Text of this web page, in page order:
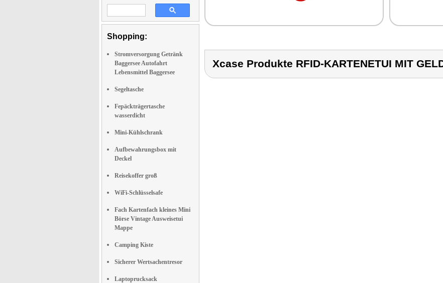
Shopping:
Stromversorgung Getränk
Baggersee Autofahrt
Lebensmittel Baggersee
Segeltasche
Fepäckträgertasche
wasserdicht
Mini-Kühlschrank
Aufbewahrungsbox mit
Deckel
Reisekoffer groß
WiFi-Schlüsselsafe
Fach Kartenfach kleines Mini
Börse Vintage Ausweisetui
Mappe
Camping Kiste
Sicherer Wertsachentresor
Laptoprucksack
Xcase Produkte RFID-KARTENETUI MIT